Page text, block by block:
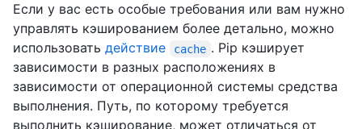
Если у вас есть особые требования или вам нужно
управлять кэшированием более детально, можно
использовать действие cache . Pip кэширует
зависимости в разных расположениях в
зависимости от операционной системы средства
выполнения. Путь, по которому требуется
выполнить кэширование, может отличаться от